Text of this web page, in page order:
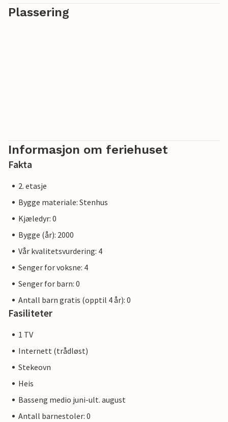
God fornøyelse!
Plassering
Informasjon om feriehuset
Fakta
2. etasje
Bygge materiale: Stenhus
Kjæledyr: 0
Bygge (år): 2000
Vår kvalitetsvurdering: 4
Senger for voksne: 4
Senger for barn: 0
Antall barn gratis (opptil 4 år): 0
Fasiliteter
1 TV
Internett (trådløst)
Stekeovn
Heis
Basseng medio juni-ult. august
Antall barnestoler: 0